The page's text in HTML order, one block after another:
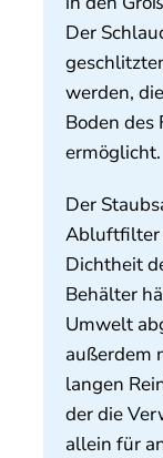
Der
werden,
Boden des
ermöglicht.
Der
Abluftfilter
Dichtheit
Behälter
Umwelt
außerdem
langen
der die
allein für